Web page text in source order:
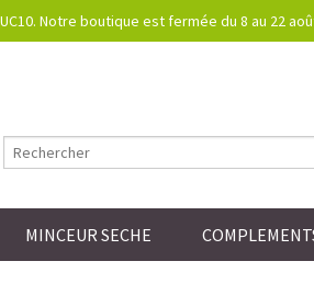
Notre boutique est fermée du 8 au 22
MINCEUR SECHE